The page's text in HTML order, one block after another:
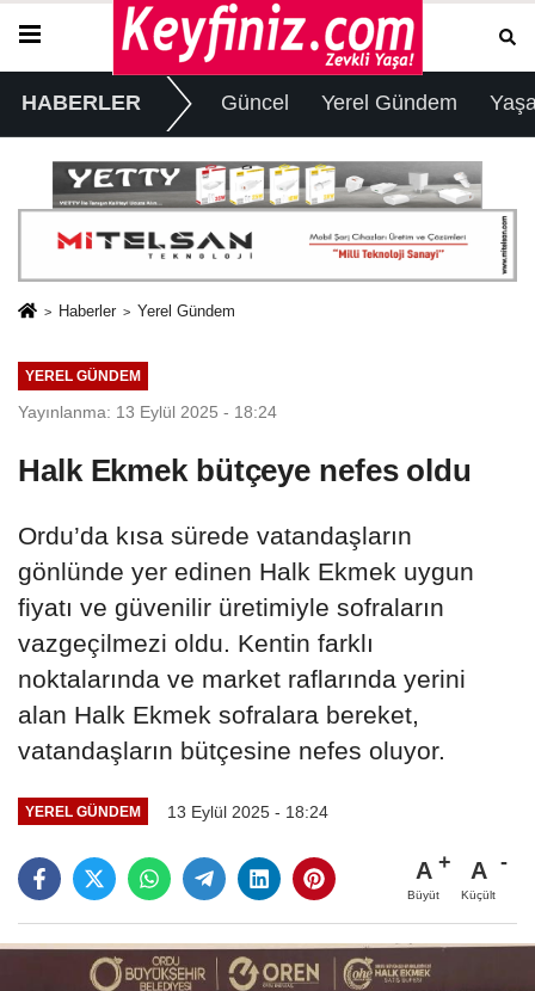
HABERLER Güncel Yerel Gündem
Haberler Yerel Gündem
YEREL GÜNDEM
Yayınlanma: 13 Eylül 2025 - 18:24
Halk Ekmek bütçeye nefes oldu
Ordu’da kısa sürede vatandaşların
gönlünde yer edinen Halk Ekmek uygun
fiyatı ve güvenilir üretimiyle sofraların
vazgeçilmezi oldu. Kentin farklı
noktalarında ve market raflarında yerini
alan Halk Ekmek sofralara bereket,
vatandaşların bütçesine nefes oluyor.
YEREL GÜNDEM 13 Eylül 2025 - 18:24
A
Büyüt
A
Küçült